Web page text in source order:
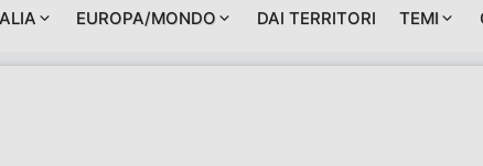
EUROPA/MONDO DAI TERRITORI TEMI